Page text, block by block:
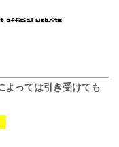
よっては引き受けても